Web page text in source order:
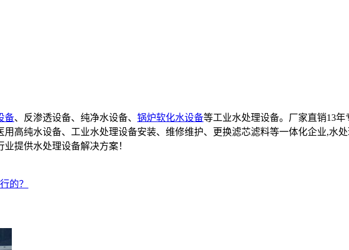
备、反渗透设备、纯净水设备、 锅炉软化水设备等工业水处理设备。厂家直销13
高纯水设备、工业水处理设备安装、维修维护、更换滤芯滤料等一体化企业,水
提供水处理设备解决方案！
的？